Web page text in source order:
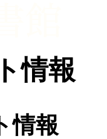
情報
情報